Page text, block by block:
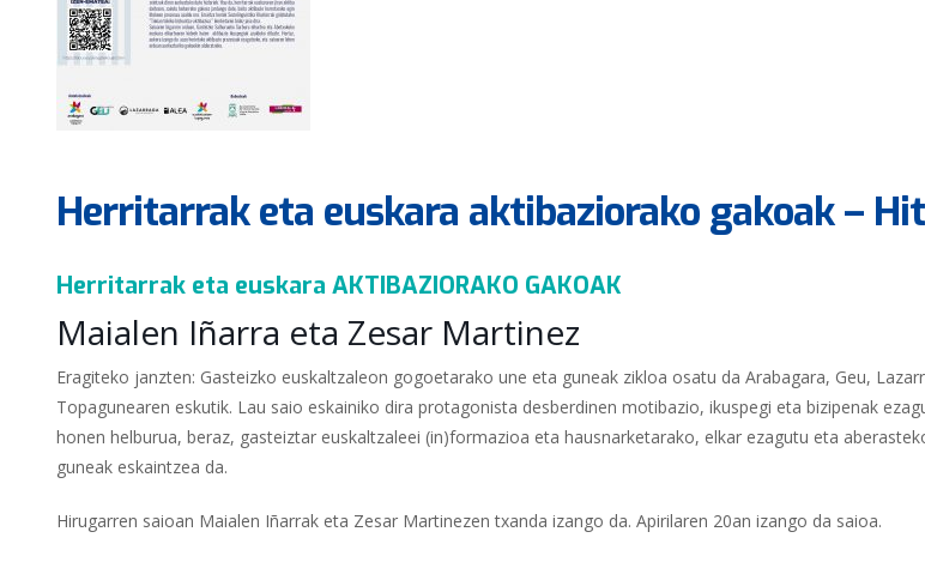
Herritarrak eta euskara aktibaziorako gakoak –
Herritarrak eta euskara AKTIBAZIORAKO GAKOAK
Maialen Iñarra eta Zesar Martinez
Eragiteko janzten: Gasteizko euskaltzaleon gogoetarako une eta guneak zikloa osatu da Arabagara, Geu,
Topagunearen eskutik. Lau saio eskainiko dira protagonista desberdinen motibazio, ikuspegi eta bizipenak
honen helburua, beraz, gasteiztar euskaltzaleei (in)formazioa eta hausnarketarako, elkar ezagutu eta
guneak eskaintzea da.
Hirugarren saioan Maialen Iñarrak eta Zesar Martinezen txanda izango da. Apirilaren 20an izango da saioa.